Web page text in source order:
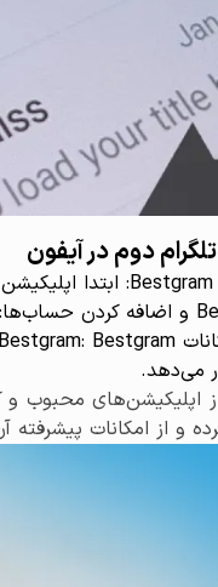
دوم در آیفون
می‌دهد.
و از امکانات پیشرفته